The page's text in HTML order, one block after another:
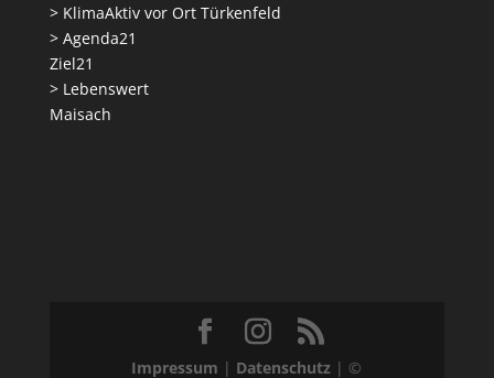
> KlimaAktiv vor Ort Türkenfeld
> Agenda21
Ziel21
> Lebenswert
Maisach
Impressum | Datenschutz | ©